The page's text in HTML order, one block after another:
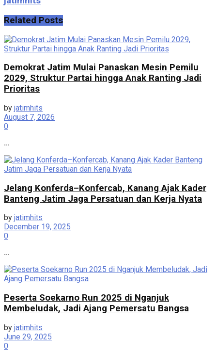
Related Posts
Demokrat Jatim Mulai Panaskan Mesin Pemilu
2029, Struktur Partai hingga Anak Ranting Jadi
Prioritas
by jatimhits
August 7, 2026
0
...
Jelang Konferda–Konfercab, Kanang Ajak Kader
Banteng Jatim Jaga Persatuan dan Kerja Nyata
by jatimhits
December 19, 2025
0
...
Peserta Soekarno Run 2025 di Nganjuk
Membeludak, Jadi Ajang Pemersatu Bangsa
by jatimhits
June 29, 2025
0